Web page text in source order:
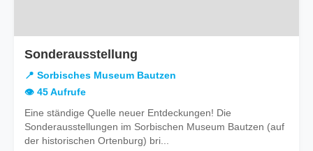
Sonderausstellung
Sorbisches
📍 Sorbisches Museum Bautzen
👁️ 45 Aufrufe
Eine ständige Quelle neuer Entdeckungen! Die
Sonderausstellungen im Sorbischen Museum Bautzen (auf
der historischen Ortenburg) bri...